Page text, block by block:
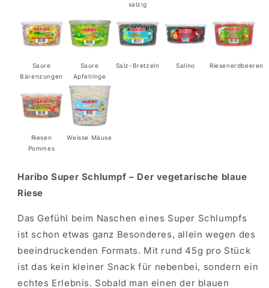
salzig
Saure
Bärenzungen
Saure
Apfelringe
Salz-Bretzeln Salino Riesenerdbeeren
Riesen
Pommes
Weisse Mäuse
Haribo Super Schlumpf – Der vegetarische blaue
Riese
Das Gefühl beim Naschen eines Super Schlumpfs
ist schon etwas ganz Besonderes, allein wegen des
beeindruckenden Formats. Mit rund 45g pro Stück
ist das kein kleiner Snack für nebenbei, sondern ein
echtes Erlebnis. Sobald man einen der blauen